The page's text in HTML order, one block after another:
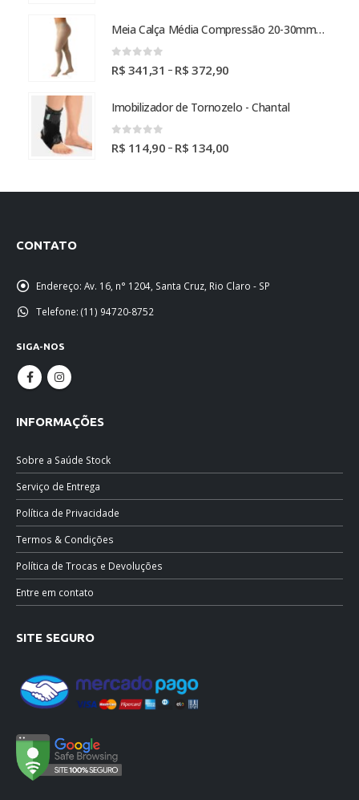
Meia Calça Média Compressão 20-30mmHg Select Comfort Premium - Sigvaris
R$ 341,31 – R$ 372,90Faixa
preço:
R$ 372,90
Imobilizador de Tornozelo - Chantal
R$ 114,90 – R$ 134,00Faixa
CONTATO
Endereço: Av. 16, n° 1204, Santa Cruz, Rio Claro - SP
Telefone: (11) 94720-8752
SIGA-NOS
INFORMAÇÕES
Sobre a Saúde Stock
Serviço de Entrega
Política de Privacidade
Termos & Condições
Política de Trocas e Devoluções
Entre em contato
SITE SEGURO